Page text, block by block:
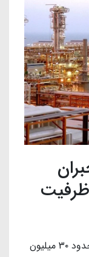
ظرفیت
محسن پاک‌نژاد وزیر نفت اظهار داشت: حدود ٣٠ میلیون